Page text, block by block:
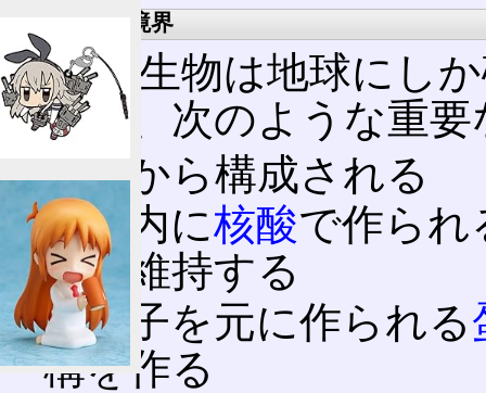
非生物との境界
現在、生物は地球にし
限れば、次のような重
細胞から構成される
細胞内に核酸で作られ
物を維持する
遺伝子を元に作られる
構を作る